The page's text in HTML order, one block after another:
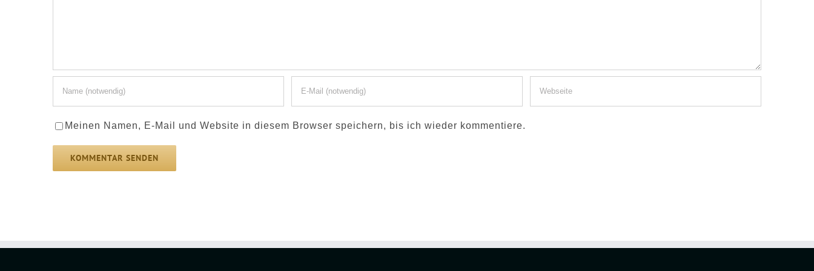
Meinen Namen, E-Mail und Website in diesem Browser speichern, bis ich wieder kommentiere.